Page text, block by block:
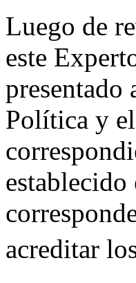
Luego de
este
presentado
Política y
establecido
acreditar